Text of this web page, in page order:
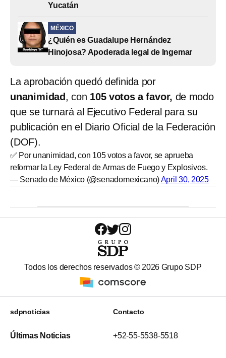
Yucatán
MÉXICO
¿Quién es Guadalupe Hernández
Hinojosa? Apoderada legal de Ingemar
La aprobación quedó definida por
unanimidad, con 105 votos a favor, de modo
que se turnará al Ejecutivo Federal para su
publicación en el Diario Oficial de la Federación
(DOF).
✅ Por unanimidad, con 105 votos a favor, se aprueba
reformar la Ley Federal de Armas de Fuego y Explosivos.
— Senado de México (@senadomexicano)April 30, 2025
Todos los derechos reservados ©2026 Grupo SDP
sdpnoticias
Últimas Noticias
Contacto
+52-55-5538-5518